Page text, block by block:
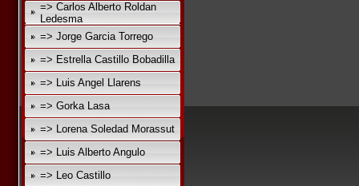
=> Carlos Alberto Roldan
Ledesma
=> Jorge Garcia Torrego
=> Estrella Castillo Bobadilla
=> Luis Angel Llarens
=> Gorka Lasa
=> Lorena Soledad Morassut
=> Luis Alberto Angulo
=> Leo Castillo